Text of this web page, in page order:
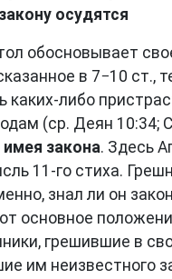
осудятся
обосновывает
в 7−10 ст.,
каких-либо
(ср. Деян 10:34;
закона. Здесь
11-го стиха.
знал ли он
основное
грешившие в
им неизвестного